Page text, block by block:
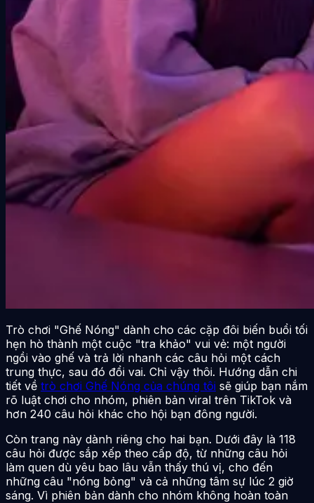
Trò chơi "Ghế Nóng" dành cho các cặp đôi biến buổi tối
hẹn hò thành một cuộc "tra khảo" vui vẻ: một người
ngồi vào ghế và trả lời nhanh các câu hỏi một cách
trung thực, sau đó đổi vai. Chỉ vậy thôi. Hướng dẫn chi
tiết về trò chơi Ghế Nóng của chúng tôi sẽ giúp bạn nắm
rõ luật chơi cho nhóm, phiên bản viral trên TikTok và
hơn 240 câu hỏi khác cho hội bạn đông người.
Còn trang này dành riêng cho hai bạn. Dưới đây là 118
câu hỏi được sắp xếp theo cấp độ, từ những câu hỏi
làm quen dù yêu bao lâu vẫn thấy thú vị, cho đến
những câu "nóng bỏng" và cả những tâm sự lúc 2 giờ
sáng. Vì phiên bản dành cho nhóm không hoàn toàn